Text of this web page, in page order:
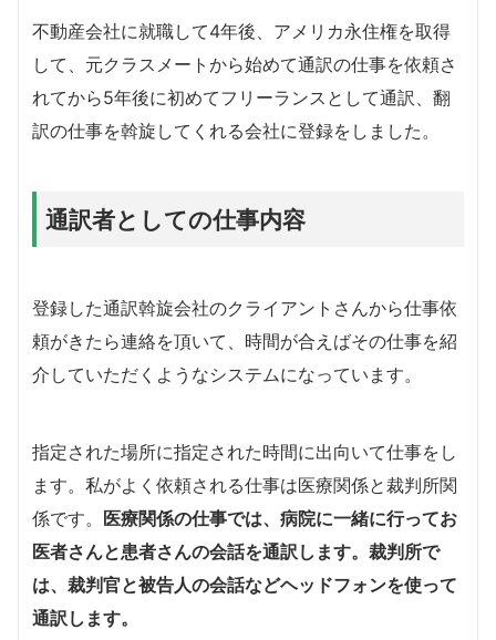
不動産会社に就職して4年後、アメリカ永住権を取得
して、元クラスメートから始めて通訳の仕事を依頼さ
れてから5年後に初めてフリーランスとして通訳、翻
訳の仕事を斡旋してくれる会社に登録をしました。
通訳者としての仕事内容
登録した通訳斡旋会社のクライアントさんから仕事依
頼がきたら連絡を頂いて、時間が合えばその仕事を紹
介していただくようなシステムになっています。
指定された場所に指定された時間に出向いて仕事をし
ます。私がよく依頼される仕事は医療関係と裁判所関
係です。 医療関係の仕事では、病院に一緒に行ってお
医者さんと患者さんの会話を通訳します。裁判所で
は、裁判官と被告人の会話などヘッドフォンを使って
通訳します。